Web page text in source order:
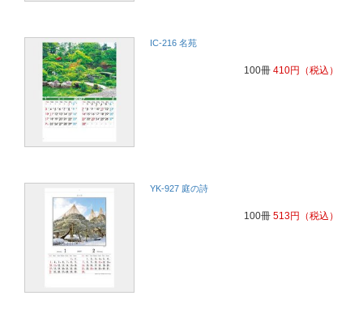
IC-216 名苑
100冊 410円 （税込）
YK-927 庭の詩
100冊 513円 （税込）